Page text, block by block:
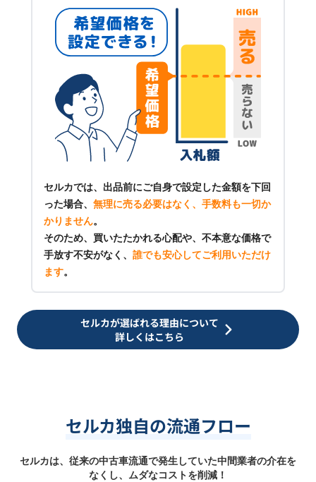
セルカでは、出品前にご自身で設定した金額を下回
った場合、 無理に売る必要はなく、手数料も一切か
かりません。
そのため、買いたたかれる心配や、不本意な価格で
手放す不安がなく、 誰でも安心してご利用いただけ
ます。
セルカが選ばれる理由について
詳しくはこちら
セルカ独自の流通フロー
セルカは、従来の中古車流通で発生していた中間業者の介在を
なくし、ムダなコストを削減！